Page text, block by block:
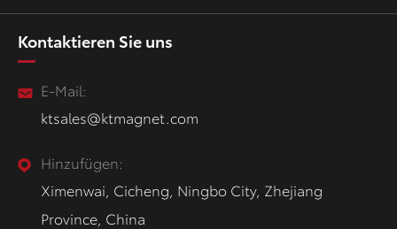
Kontaktieren Sie uns
E-Mail:
ktsales@ktmagnet.com
Hinzufügen:
Ximenwai, Cicheng, Ningbo City, Zhejiang
Province, China